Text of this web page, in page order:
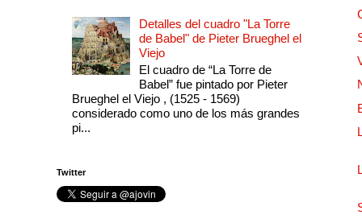
Detalles del cuadro "La Torre
de Babel" de Pieter Brueghel el
Viejo
El cuadro de “La Torre de
Babel” fue pintado por Pieter
Brueghel el Viejo , (1525 - 1569)
considerado como uno de los más grandes
pi...
Twitter